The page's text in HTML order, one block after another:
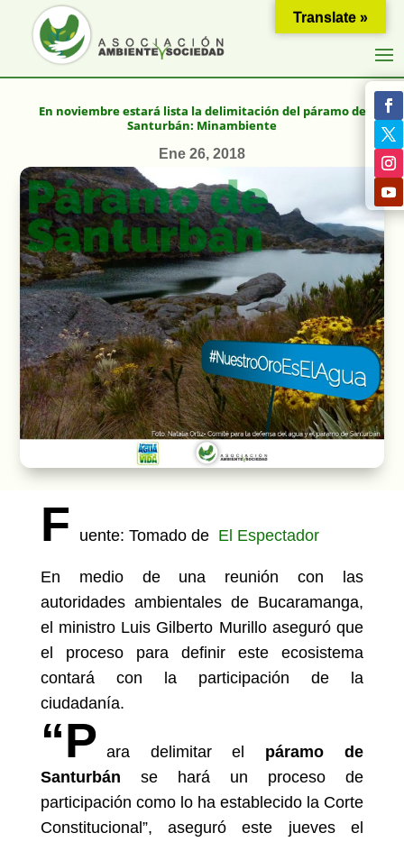
En noviembre estará lista la delimitación del páramo de
Santurbán: Minambiente
Ene 26, 2018
F uente: Tomado de El Espectador
En medio de una reunión con las
autoridades ambientales de Bucaramanga,
el ministro Luis Gilberto Murillo aseguró que
el proceso para definir este ecosistema
contará con la participación de la
ciudadanía.
“P ara delimitar el páramo de
Santurbán se hará un proceso de
participación como lo ha establecido la Corte
Constitucional”, aseguró este jueves el
Translate »